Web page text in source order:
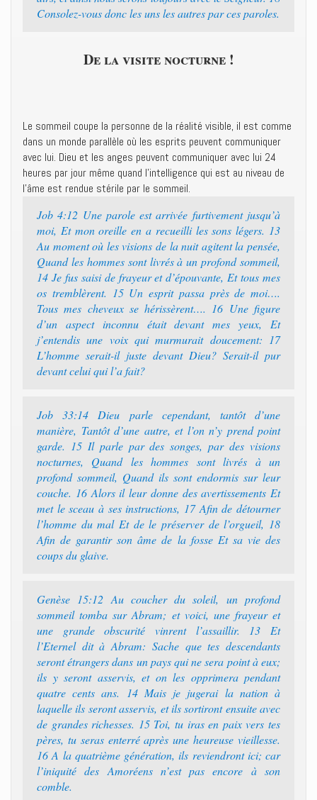
Consolez-vous donc les uns les autres par ces paroles.
De la visite nocturne !
Le sommeil coupe la personne de la réalité visible, il est comme
dans un monde parallèle où les esprits peuvent communiquer
avec lui. Dieu et les anges peuvent communiquer avec lui 24
heures par jour même quand l’intelligence qui est au niveau de
l’âme est rendue stérile par le sommeil.
Job 4:12 Une parole est arrivée furtivement jusqu’à
moi, Et mon oreille en a recueilli les sons légers. 13
Au moment où les visions de la nuit agitent la pensée,
Quand les hommes sont livrés à un profond sommeil,
14 Je fus saisi de frayeur et d’épouvante, Et tous mes
os tremblèrent. 15 Un esprit passa près de moi….
Tous mes cheveux se hérissèrent…. 16 Une figure
d’un aspect inconnu était devant mes yeux, Et
j’entendis une voix qui murmurait doucement: 17
L’homme serait-il juste devant Dieu? Serait-il pur
devant celui qui l’a fait?
Job 33:14 Dieu parle cependant, tantôt d’une
manière, Tantôt d’une autre, et l’on n’y prend point
garde. 15 Il parle par des songes, par des visions
nocturnes, Quand les hommes sont livrés à un
profond sommeil, Quand ils sont endormis sur leur
couche. 16 Alors il leur donne des avertissements Et
met le sceau à ses instructions, 17 Afin de détourner
l’homme du mal Et de le préserver de l’orgueil, 18
Afin de garantir son âme de la fosse Et sa vie des
coups du glaive.
Genèse 15:12 Au coucher du soleil, un profond
sommeil tomba sur Abram; et voici, une frayeur et
une grande obscurité vinrent l’assaillir. 13 Et
l’Eternel dit à Abram: Sache que tes descendants
seront étrangers dans un pays qui ne sera point à eux;
ils y seront asservis, et on les opprimera pendant
quatre cents ans. 14 Mais je jugerai la nation à
laquelle ils seront asservis, et ils sortiront ensuite avec
de grandes richesses. 15 Toi, tu iras en paix vers tes
pères, tu seras enterré après une heureuse vieillesse.
16 A la quatrième génération, ils reviendront ici; car
l’iniquité des Amoréens n’est pas encore à son
comble.